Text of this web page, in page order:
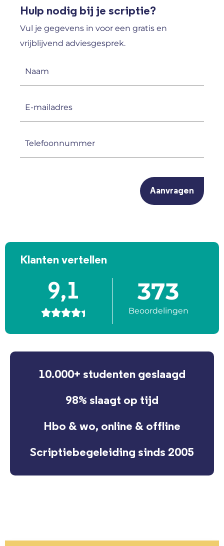
Hulp nodig bij je scriptie?
Vul je gegevens in voor een gratis en
vrijblijvend adviesgesprek.
Klanten vertellen
9,1

373
Beoordelingen
10.000+ studenten geslaagd
98% slaagt op tijd
Hbo & wo, online & offline
Scriptiebegeleiding sinds 2005